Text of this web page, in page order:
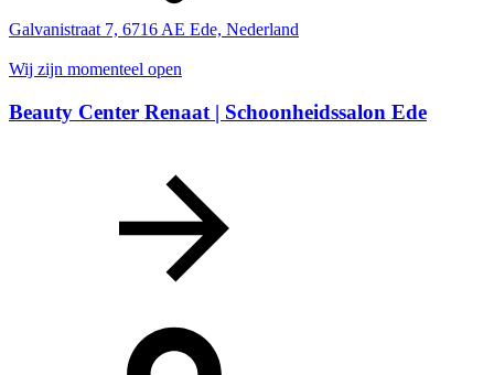
Galvanistraat 7, 6716 AE Ede, Nederland
Wij zijn momenteel open
Beauty Center Renaat | Schoonheidssalon Ede